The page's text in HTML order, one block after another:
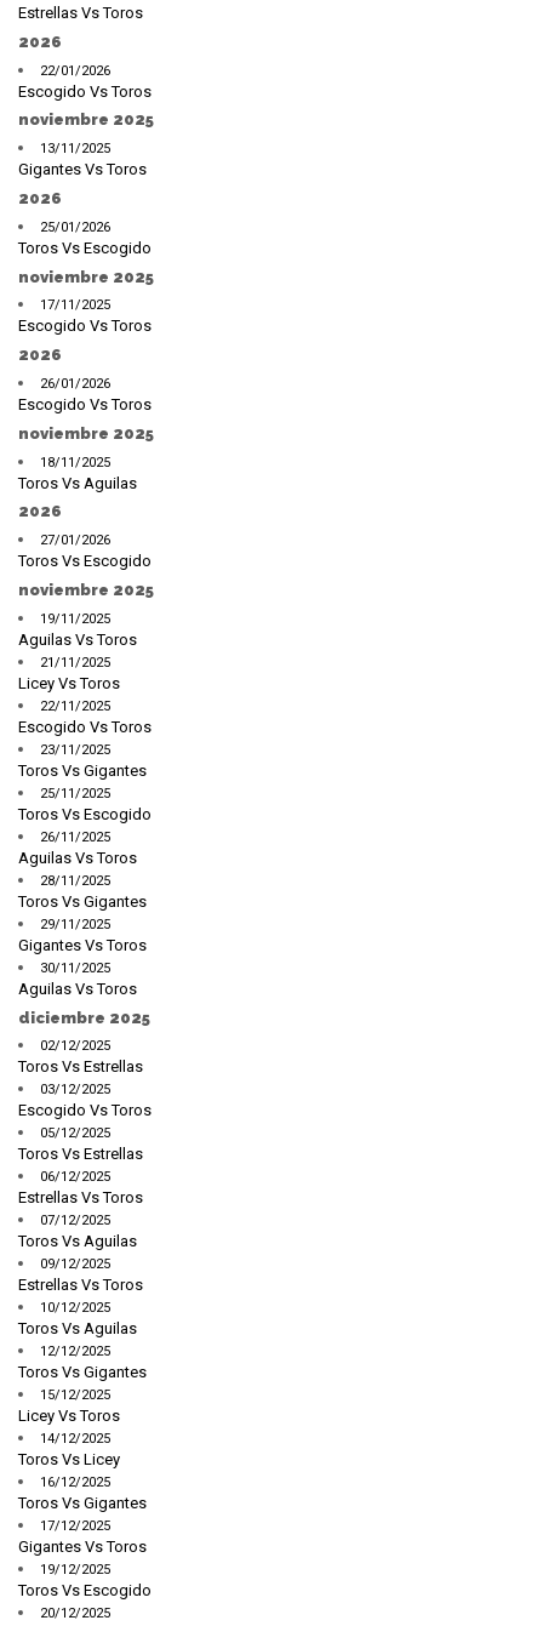
Estrellas Vs Toros
2026
22/01/2026
Escogido Vs Toros
noviembre 2025
13/11/2025
Gigantes Vs Toros
2026
25/01/2026
Toros Vs Escogido
noviembre 2025
17/11/2025
Escogido Vs Toros
2026
26/01/2026
Escogido Vs Toros
noviembre 2025
18/11/2025
Toros Vs Aguilas
2026
27/01/2026
Toros Vs Escogido
noviembre 2025
19/11/2025
Aguilas Vs Toros
21/11/2025
Licey Vs Toros
22/11/2025
Escogido Vs Toros
23/11/2025
Toros Vs Gigantes
25/11/2025
Toros Vs Escogido
26/11/2025
Aguilas Vs Toros
28/11/2025
Toros Vs Gigantes
29/11/2025
Gigantes Vs Toros
30/11/2025
Aguilas Vs Toros
diciembre 2025
02/12/2025
Toros Vs Estrellas
03/12/2025
Escogido Vs Toros
05/12/2025
Toros Vs Estrellas
06/12/2025
Estrellas Vs Toros
07/12/2025
Toros Vs Aguilas
09/12/2025
Estrellas Vs Toros
10/12/2025
Toros Vs Aguilas
12/12/2025
Toros Vs Gigantes
15/12/2025
Licey Vs Toros
14/12/2025
Toros Vs Licey
16/12/2025
Toros Vs Gigantes
17/12/2025
Gigantes Vs Toros
19/12/2025
Toros Vs Escogido
20/12/2025